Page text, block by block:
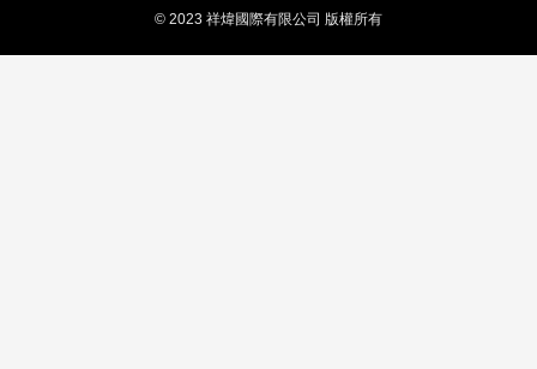
© 2023 祥煒國際有限公司 版權所有